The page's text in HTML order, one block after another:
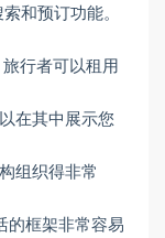
和预订功能。
行者可以租用
在其中展示您
组织得非常
的框架非常容易